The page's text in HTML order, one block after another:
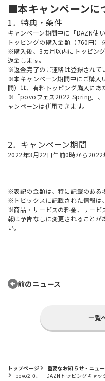
■本キャンペーンに
1．特典・条件
キャンペーン期間中に「DAZN使
トッピングの購入金額（760円）
※購入後、3カ月以内にトッピン
返金します。
※返金完了のご連絡は登録されて
※本キャンペーン期間中にご購入
間）は、有料トッピング購入にあ
※「povoフェス2022 Spring」、
ャンペーンは併用できます。
2．キャンペーン期間
2022年3月22日午前0時から
※表記の金額は、特に記載のある
※トピックスに記載された情報は
※商品・サービスの料金、サービ
報は予告なしに変更されること
い。
前のニュース
一覧
トップページ
重要なお知らせ・ニュ
povo2.0、「DAZNトッピングキャ